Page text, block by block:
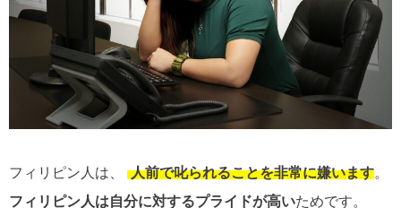
フィリピン人は、 人前で叱られることを非常に嫌います
フィリピン人は自分に対するプライドが高いためです。